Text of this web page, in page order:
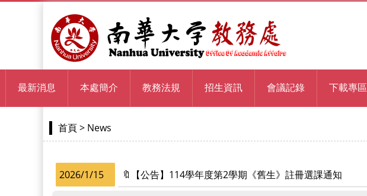
首頁 > News
2026/1/15 🔖【公告】114學年度第2學期《舊生》註冊選課通知
最新消息 本處簡介 教務法規 招生資訊 會議記錄 下載專區